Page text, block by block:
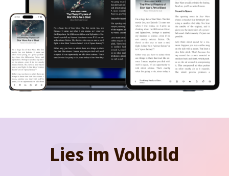
Lies im Vollbild